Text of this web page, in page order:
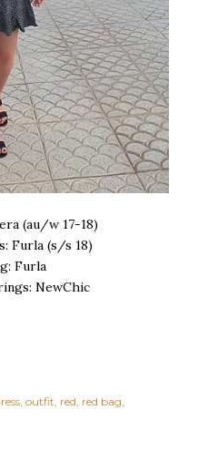
(au/w 17-18)
Furla (s/s 18)
Furla
NewChic
outfit red red bag